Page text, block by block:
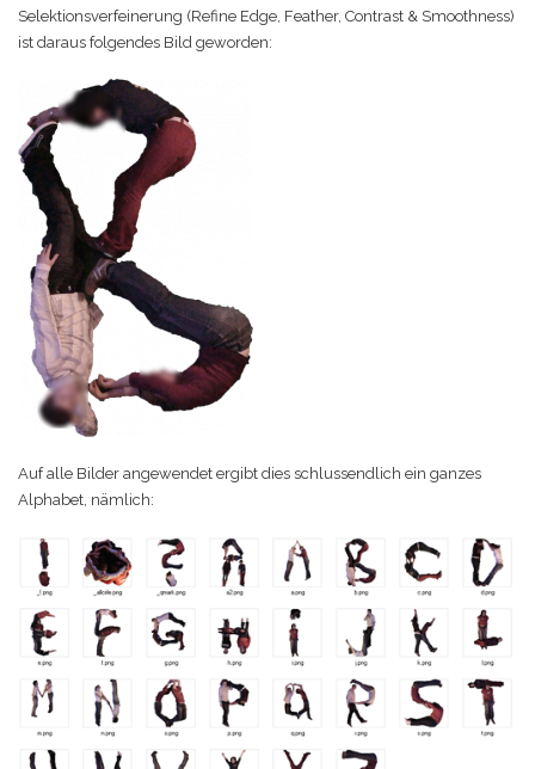
Selektionsverfeinerung (Refine Edge, Feather, Contrast & Smoothness)
ist daraus folgendes Bild geworden:
Auf alle Bilder angewendet ergibt dies schlussendlich ein ganzes
Alphabet, nämlich: